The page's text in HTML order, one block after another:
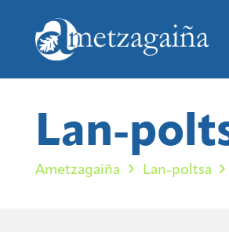
Lan-
Ametzagaiña Lan-poltsa